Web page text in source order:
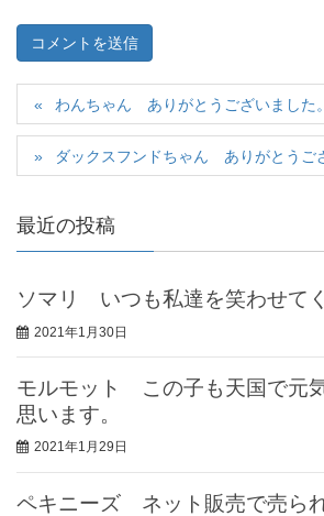
わんちゃん ありがとうございました。
ダックスフンドちゃん ありがとうご
最近の投稿
ソマリ いつも私達を笑わせて
2021年1月30日
モルモット この子も天国で元
思います。
2021年1月29日
ペキニーズ ネット販売で売ら